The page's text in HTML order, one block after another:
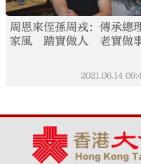
周恩來侄孫周戎：傳承總
家風 踏實做人 老實做
2021.06.14